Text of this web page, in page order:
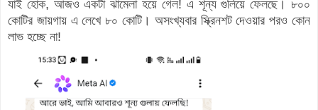
যাই হোক, আজও একটা ঝামেলা হয়ে গেল! এ শূন্য গুলিয়ে ফেলছে। ৮০০
কোটির জায়গায় এ লেখে ৮০ কোটি। অসংখ্যবার স্ক্রিনশট দেওয়ার পরও কোন
লাভ হচ্ছে না!